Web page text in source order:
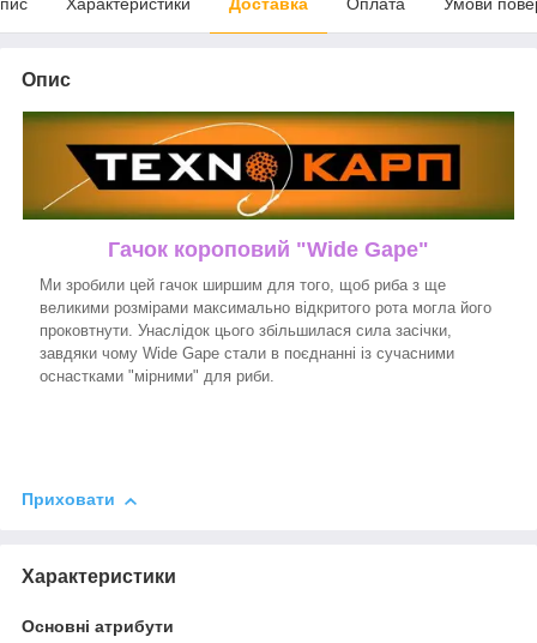
Опис
Гачок короповий "Wide Gape"
Ми зробили цей гачок ширшим для того, щоб риба з ще
великими розмірами максимально відкритого рота могла його
проковтнути. Унаслідок цього збільшилася сила засічки,
завдяки чому Wide Gape стали в поєднанні із сучасними
оснастками "мірними" для риби.
Приховати
Характеристики
Основні атрибути